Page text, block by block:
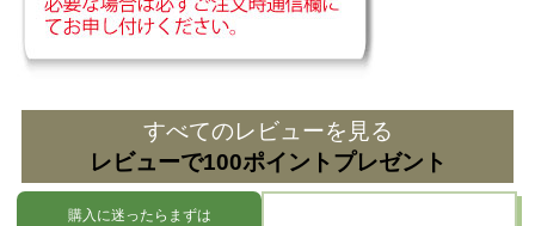
すべてのレビューを見る
レビューで100ポイントプレゼント
購入に迷ったらまずは